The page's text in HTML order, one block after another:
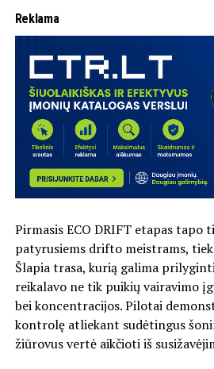
Reklama
Pirmasis ECO DRIFT etapas tapo
patyrusiems drifto meistrams,
Šlapia trasa, kurią galima
reikalavo ne tik puikių vairavimo
bei koncentracijos. Pilotai
kontrolę atliekant sudėtingus
žiūrovus vertė aikčioti iš